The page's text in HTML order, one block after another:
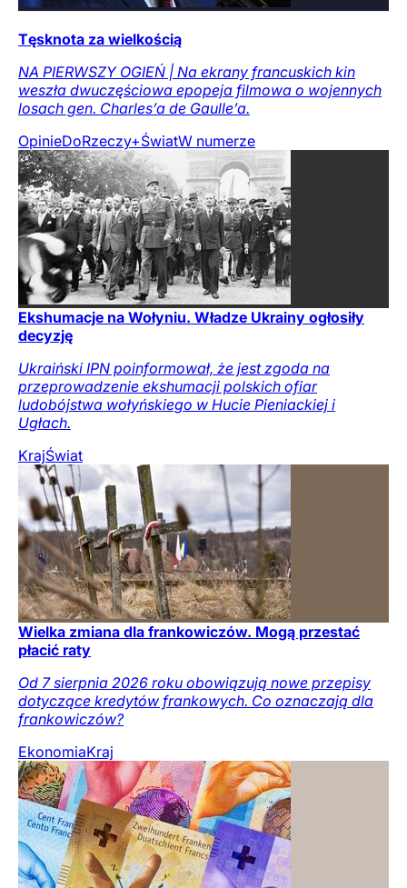
Tęsknota za wielkością
NA PIERWSZY OGIEŃ | Na ekrany francuskich kin
weszła dwuczęściowa epopeja filmowa o wojennych
losach gen. Charles’a de Gaulle’a.
OpinieDoRzeczy+ŚwiatW numerze
Ekshumacje na Wołyniu. Władze Ukrainy ogłosiły
decyzję
Ukraiński IPN poinformował, że jest zgoda na
przeprowadzenie ekshumacji polskich ofiar
ludobójstwa wołyńskiego w Hucie Pieniackiej i
Ugłach.
KrajŚwiat
Wielka zmiana dla frankowiczów. Mogą przestać
płacić raty
Od 7 sierpnia 2026 roku obowiązują nowe przepisy
dotyczące kredytów frankowych. Co oznaczają dla
frankowiczów?
EkonomiaKraj